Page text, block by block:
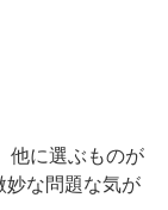
他に選ぶものが
妙な問題な気が